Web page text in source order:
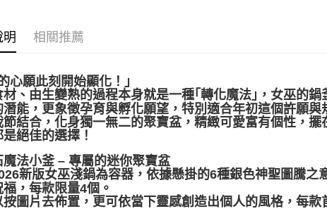
明 相關推薦
心願此刻開始顯化！｣
材、由生變熟的過程本身就是一種｢轉化魔法｣，女巫的
潛能，更象徵孕育與孵化願望，特別適合年初這個許願
節結合，化身獨一無二的聚寶盆，精緻可愛富有個性，
絕佳的選擇！
魔法小釜 – 專屬的迷你聚寶盆
新版女巫淺鍋為容器，依據懸掛的6種銀色神聖圖騰之
，每款限量4個。
按圖片去佈置，更可依當下靈感創造出個人的風格，每款